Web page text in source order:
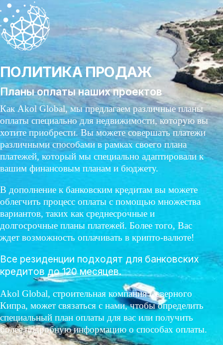
ПОЛИТИКА ПРОДАЖ
Планы оплаты наших проектов
Как Akol Global, мы предлагаем различные планы
оплаты специально для недвижимости, которую вы
хотите приобрести. Вы можете совершать платежи
различными способами в рамках своего плана
платежей, который мы специально адаптировали к
вашим финансовым планам и бюджету.
В дополнение к банковским кредитам вы можете
облегчить процесс оплаты с помощью множества
вариантов, таких как среднесрочные и
долгосрочные планы платежей. Более того, Вас
ждет возможность оплачивать в крипто-валюте!
Все резиденции подходят для банковских
кредитов до 120 месяцев.
Akol Global, строительная компания Северного
Кипра, может связаться с нами, чтобы определить
специальный план оплаты для вас или получить
более подробную информацию о способах оплаты.